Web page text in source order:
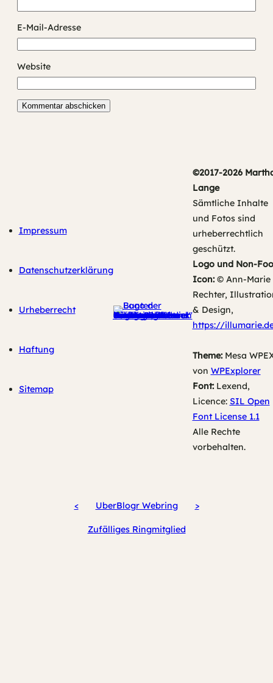
E-Mail-Adresse
Website
Impressum
Datenschutzerklärung
Urheberrecht
Haftung
Sitemap
©2017-2026
Lange
Sämtliche Inhalte
und Fotos sind
urheberrechtlich
geschützt.
Logo und Non-
Icon:© Ann-Marie
Rechter,
& Design,
https://
Theme:Mesa
von WPExplorer
Font:Lexend,
Licence: SIL Open
Font License 1.1
Alle Rechte
vorbehalten.
< UberBlogr Webring >
Zufälliges Ringmitglied